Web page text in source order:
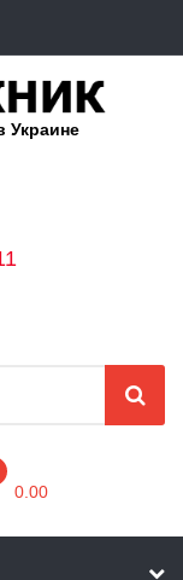
Украине
0.00